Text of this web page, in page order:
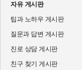
자유 게시판
팁과 노하우 게시판
질문과 답변 게시판
진로 상담 게시판
친구 찾기 게시판